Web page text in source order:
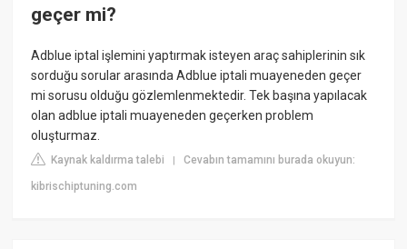
geçer mi?
Adblue iptal işlemini yaptırmak isteyen araç sahiplerinin sık
sorduğu sorular arasında Adblue iptali muayeneden geçer
mi sorusu olduğu gözlemlenmektedir. Tek başına yapılacak
olan adblue iptali muayeneden geçerken problem
oluşturmaz.
Kaynak kaldırma talebi |Cevabın tamamını burada okuyun:
kibrischiptuning.com